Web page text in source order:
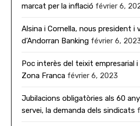
marcat per la inflació février 6,
Alsina i Cornella, nous president i
d’Andorran Banking février 6,
Poc interès del teixit empresarial i
Zona Franca février 6, 2023
Jubilacions obligatòries als 60
servei, la demanda dels sindicats